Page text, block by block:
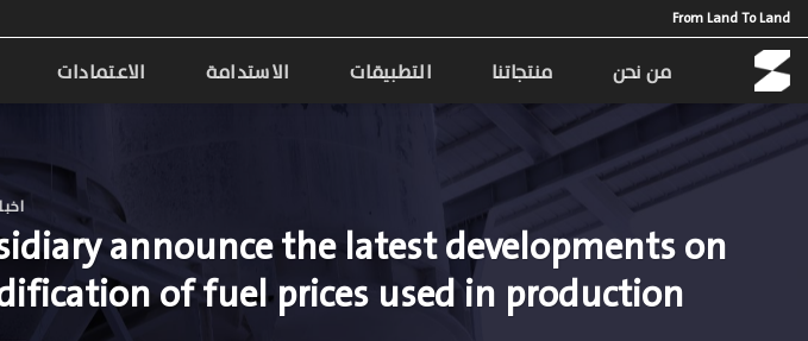
Skip
to
content
From Land To Land
من نحن منتجاتنا التطبيقات الاستدامة الاعتمادات
announce the latest developments on
of fuel prices used in production